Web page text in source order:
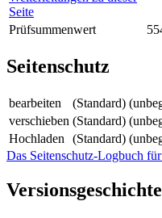
Seite
Prüfsummenwert
Seitenschutz
bearbeiten
(Standard)
verschieben (Standard)
Hochladen
(Standard)
Das Seitenschutz-Logbuch für
Versionsgeschichte